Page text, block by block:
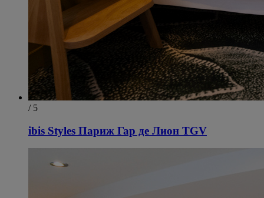
/ 5
ibis Styles Париж Гар де Лион TGV